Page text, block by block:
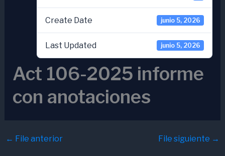
Create Date junio 5, 2026
Last Updated junio 5, 2026
Act 106-2025 informe
con anotaciones
← File anterior File siguiente →